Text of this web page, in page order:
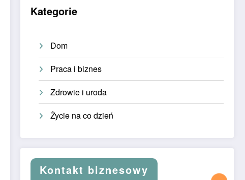
Kategorie
Dom
Praca i biznes
Zdrowie i uroda
Życie na co dzień
Kontakt biznesowy